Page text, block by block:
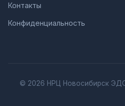
Контакты
Конфиденциальность
© 2026 НРЦ Новосибирск